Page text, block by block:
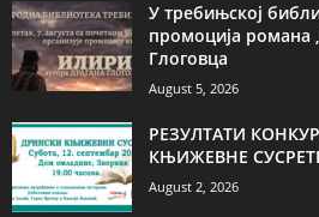
У требињској
промоција романа
Глоговца
August 5, 2026
РЕЗУЛТАТИ
КЊИЖЕВНЕ
August 2, 2026